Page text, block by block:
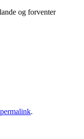
og forventer
permalink.